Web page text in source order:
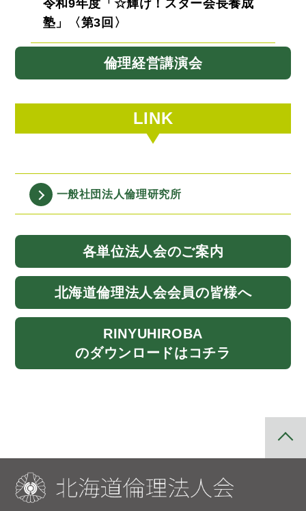
令和9年度「☆輝け！スター会長養成
塾」〈第3回〉
倫理経営講演会
LINK
一般社団法人倫理研究所
各単位法人会のご案内
北海道倫理法人会会員の皆様へ
RINYUHIROBA
のダウンロードはコチラ